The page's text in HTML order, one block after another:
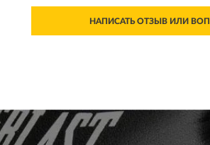
НАПИСАТЬ ОТЗЫВ ИЛИ